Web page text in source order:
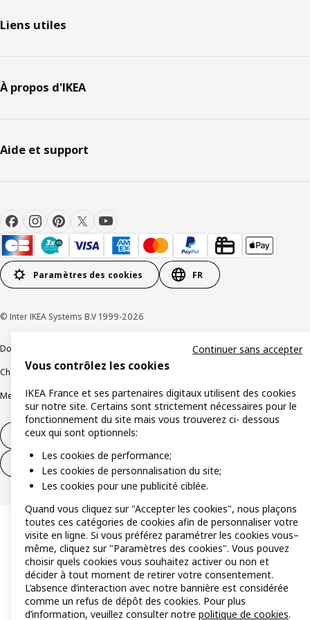
Liens utiles
À propos d'IKEA
Aide et support
Paramètres des cookies FR
© Inter IKEA Systems B.V 1999-2026
Documents juridiques et informations légales
Charte de protection des donnéesPolitique relative aux cookies
Mentions légalesAlertes fraudeRappel produitAccessibilité : non conforme
Formulaire de rétractation – produits
Formulaire de rétractation – services
Vous contrôlez les cookies
IKEA France et ses partenaires digitaux utilisent des cookies
sur notre site. Certains sont strictement nécessaires pour le
fonctionnement du site mais vous trouverez ci- dessous
ceux qui sont optionnels:
Les cookies de performance;
Les cookies de personnalisation du site;
Les cookies pour une publicité ciblée.
Quand vous cliquez sur "Accepter les cookies", nous plaçons
toutes ces catégories de cookies afin de personnaliser votre
visite en ligne. Si vous préférez paramétrer les cookies vous–
même, cliquez sur "Paramètres des cookies". Vous pouvez
choisir quels cookies vous souhaitez activer ou non et
décider à tout moment de retirer votre consentement.
L’absence d’interaction avec notre bannière est considérée
comme un refus de dépôt des cookies. Pour plus
d’information, veuillez consulter notre politique de cookies.
Continuer sans accepter